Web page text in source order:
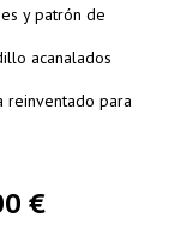
y patrón de
acanalados
reinventado para
€